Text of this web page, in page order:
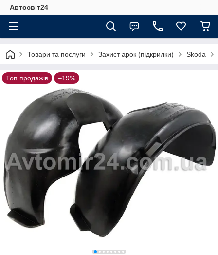
Автосвіт24
Товари та послуги Захист арок (підкрилки) Skoda
Топ продажів –19%